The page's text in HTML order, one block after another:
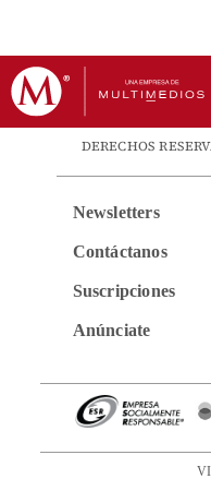
DERECHOS
Newsletters
Contáctanos
Suscripciones
Anúnciate